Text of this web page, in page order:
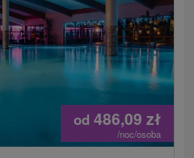
od 486,09 zł
/noc/osoba